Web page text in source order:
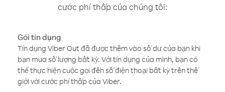
cước phí thấp của chúng tôi:
Gói tín dụng
Tín dụng Viber Out đã được thêm vào số dư của bạn khi
bạn mua số lượng bất kỳ. Với tín dụng của mình, bạn có
thể thực hiện cuộc gọi đến số điện thoại bất kỳ trên thế
giới với cước phí thấp của Viber.